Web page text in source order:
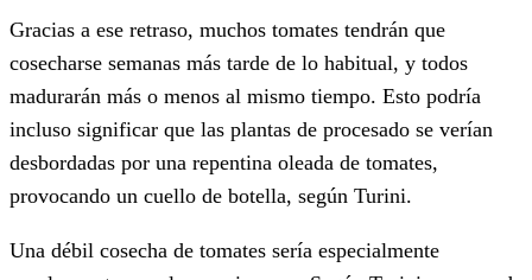
Gracias a ese retraso, muchos tomates tendrán que
cosecharse semanas más tarde de lo habitual, y todos
madurarán más o menos al mismo tiempo. Esto podría
incluso significar que las plantas de procesado se verían
desbordadas por una repentina oleada de tomates,
provocando un cuello de botella, según Turini.
Una débil cosecha de tomates sería especialmente